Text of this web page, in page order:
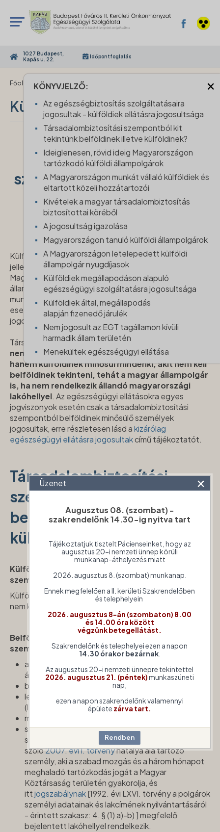
1027 Budapest,
Kapás u. 22.
Időpontfoglalás
Főoldal › Külföldiek ellátása
Külföldiek ellátása
KÖNYVJELZŐ: ×
Az egészségbiztosítás szolgáltatásaira
jogosultak - külföldiek ellátásra jogosultsága
Társadalombiztosítási szempontból kit
tekintünk belföldinek illetve külföldinek?
Ideiglenesen, rövid ideig Magyarországon
tartózkodó külföldi állampolgárok
A Magyarországon munkát vállaló külföldiek és
eltartott közeli hozzátartozói
Kivételek a magyar társadalombiztosítás
biztosítottai köréből
A jogosultság igazolása
Magyarországon tanuló külföldi állampolgárok
A Magyarországon letelepedett külföldi
állampolgár nyugdíjasok
Külföldiek megállapodáson alapuló
egészségügyi szolgáltatásra jogosultsága
Külföldiek által, megállapodás
alapján fizenedő járulék
Nem jogosult az EGT tagállamon kívüli
harmadik állam területén
Menekültek egészségügyi ellátása
Az egészségbiztosítás
szolgáltatásaira jogosultak
- külföldiek ellátásra
jogosultsága
Külföldi állampolgárok ideiglenesen, illetve állandó
jelleggel, életvitelszerűen tartózkodhatnak
Magyarországon. Ez utóbbi esetben a külföldi
állampolgár lakóhelyét Magyarországra helyezte át
munkavállalási célból, nyugdíjasként, tanulási célból,
esetleg menekült, menedékes és befogadott
jogcímen.
Társadalombiztosítási szempontból a külföldiek köre
nem kizárólag a külföldi állampolgárságot jelenti,
hanem külföldinek minősül mindenki, akit nem kell
belföldinek tekinteni, tehát a magyar állampolgár
is, ha nem rendelkezik állandó magyarországi
lakóhellyel. Az egészségügyi ellátásokra egyes
jogviszonyok esetén csak a társadalombiztosítási
szempontból belföldinek minősülő személyek
jogosultak, erre részletesen lásd akizárólag
egészségügyi ellátásra jogosultakcímű tájékoztatót.
Társadalombiztosítási
szempontból kit tekintünk
belföldinek illetve
külföldinek?
Külföldinek minősül (társadalombiztosítási
szempontból):
Külföldinek minősül mindaz a természetes személy, akit
nem kell belföldinek tekinteni.
Belföldinek minősül (társadalombiztosítási
szempontból):
a Magyar Köztársaság területén élő magyar
állampolgárok
bevándorolt
letelepedési engedéllyel rendelkező
(letelepedett)
menekültként elismert
szabad mozgás és tartózkodás jogával rendelkező
személyek beutazásáról és tartózkodásáról
szóló2007. évi I. törvényhatálya alá tartozó
személy, aki a szabad mozgás és a három hónapot
meghaladó tartózkodás jogát a Magyar
Köztársaság területén gyakorolja, és
ittjogszabálynak[1992. évi LXVI. törvény a polgárok
személyi adatainak és lakcímének nyilvántartásáról
- érintett szakasz: 4. § (1) a)-b) ] megfelelő
bejelentett lakóhellyel rendelkezik.
Üzenet ×
Augusztus 08. (szombat) -
szakrendelőnk 14.30-ig nyitva tart
Tájékoztatjuk tisztelt Pácienseinket, hogy az
augusztus 20-i nemzeti ünnep körüli
munkanap-áthelyezés miatt
2026. augusztus 8. (szombat) munkanap.
Ennek megfelelően a II. kerületi Szakrendelőben
és telephelyein
2026. augusztus 8-án (szombaton) 8.00
és 14.00 óra között
végzünk betegellátást.
Szakrendelőnk és telephelyei ezen a napon
14.30 órakor bezárnak.
Az augusztus 20-i nemzeti ünnepre tekintettel
2026. augusztus 21. (péntek)munkaszüneti
nap,
ezen a napon szakrendelőnk valamennyi
épülete zárva tart.